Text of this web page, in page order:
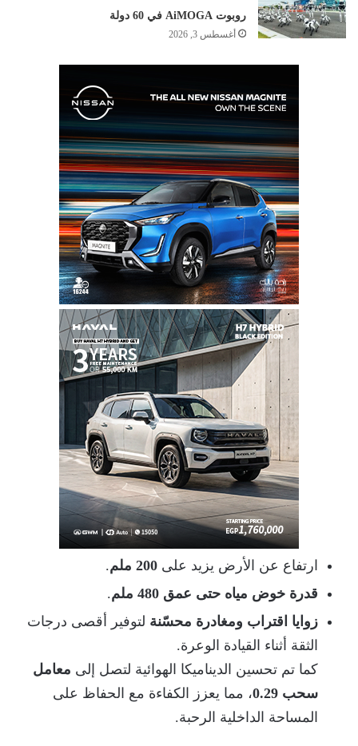
روبوت AiMOGA في 60 دولة
أغسطس 3, 2026
ارتفاع عن الأرض يزيد على 200 ملم
.
قدرة خوض مياه حتى عمق 480 ملم
.
زوايا اقتراب ومغادرة محسّنة لتوفير أقصى درجات
الثقة أثناء القيادة الوعرة.
كما تم تحسين الديناميكا الهوائية لتصل إلى معامل
سحب 0.29
، مما يعزز الكفاءة مع الحفاظ على
المساحة الداخلية الرحبة.